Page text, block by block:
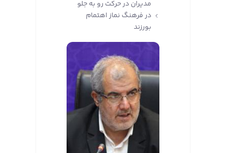
مدیران در حرکت رو به جلو
در فرهنگ نماز اهتمام
بورزند